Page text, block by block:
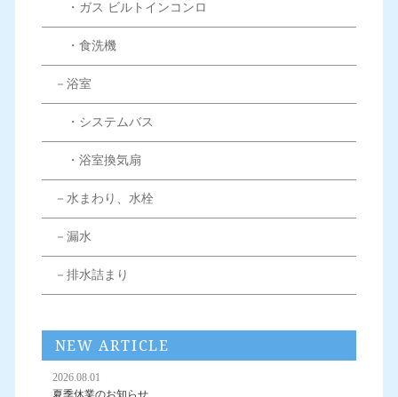
・ガス ビルトインコンロ
・食洗機
－浴室
・システムバス
・浴室換気扇
－水まわり、水栓
－漏水
－排水詰まり
NEW ARTICLE
2026.08.01
夏季休業のお知らせ